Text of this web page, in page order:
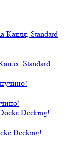
Standard
Decking!